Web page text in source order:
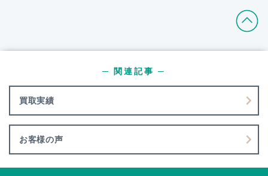
買取実績
─ 関連記事 ─
お客様の声